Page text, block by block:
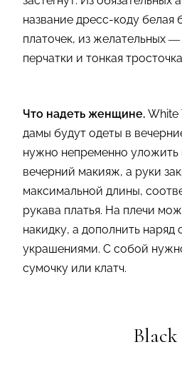
название дресс-коду белая
платочек, из желательных
перчатки и тонкая
Что надеть женщине. White
дамы будут одеты в
нужно непременно уложить
вечерний макияж, а руки
максимальной длины,
рукава платья. На плечи
накидку, а дополнить наряд
украшениями. С собой
сумочку или клатч.